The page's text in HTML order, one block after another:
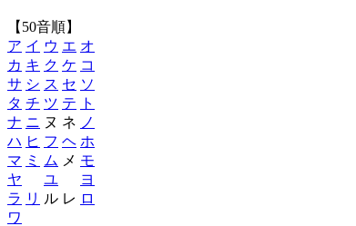
【50音順】
ア イ ウ エ オ
カ キ ク ケ コ
サ シ ス セ ソ
タ チ ツ テ
ト
ナ ニ ヌ ネ ノ
ハ ヒ フ ヘ ホ
マ ミ ム メ モ
ヤ
ユ
ヨ
ラ リ ル レ ロ
ワ